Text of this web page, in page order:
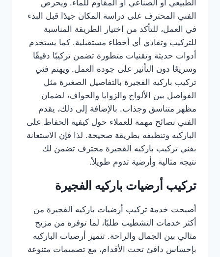
الطبيعي أو الصناعي أو المقاوم للماء. ويحرص
الفني المحترف على دراسة المكان جيدًا قبل البدء
في العمل، للتأكد من اختيار الطريقة المناسبة
للتركيب وتفادي أي أخطاء مستقبلية. كما يستخدم
أدوات حديثة وتقنيات متطورة تضمن تركيبًا دقيقًا
وسريعًا دون التأثير على جودة العمل. ويهتم فني
تركيب باركيه الفجيرة بالتفاصيل الصغيرة مثل
الفواصل بين الألواح والزوايا والحواف، لضمان
مظهر متناسق وجذاب. بالإضافة إلى ذلك، يقدم
الفني نصائح مهمة للعملاء حول كيفية الحفاظ على
الباركيه وتنظيفه بطريقة صحيحة. لذا فإن الاستعانة
بفني تركيب باركيه الفجيرة محترف تضمن لك
نتيجة مثالية وأرضية تدوم طويلاً.
تركيب أرضيات باركيه الفجيرة
أصبحت خدمة تركيب أرضيات باركيه الفجيرة من
أكثر خدمات التشطيب طلبًا، لما توفره من مزيج
مثالي بين الجمال والراحة. تتميز أرضيات الباركيه
بإحساس دافئ تحت الأقدام، مع تصميمات متنوعة